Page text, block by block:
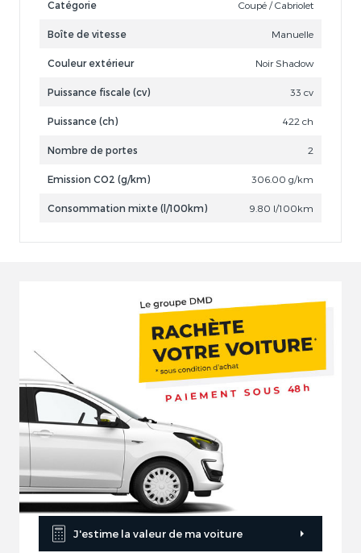
Catégorie Coupé / Cabriolet
Boîte de vitesse Manuelle
Couleur extérieur Noir Shadow
Puissance fiscale (cv) 33 cv
Puissance (ch) 422 ch
Nombre de portes 2
Emission CO2 (g/km) 306.00 g/km
Consommation mixte (l/100km) 9.80 l/100km
J'estime la valeur de ma voiture